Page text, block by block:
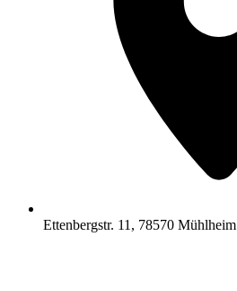
Ettenbergstr. 11, 78570 Mühlheim